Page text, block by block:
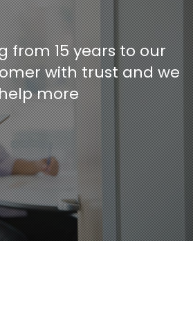
from 15 years to our
with trust and we
more